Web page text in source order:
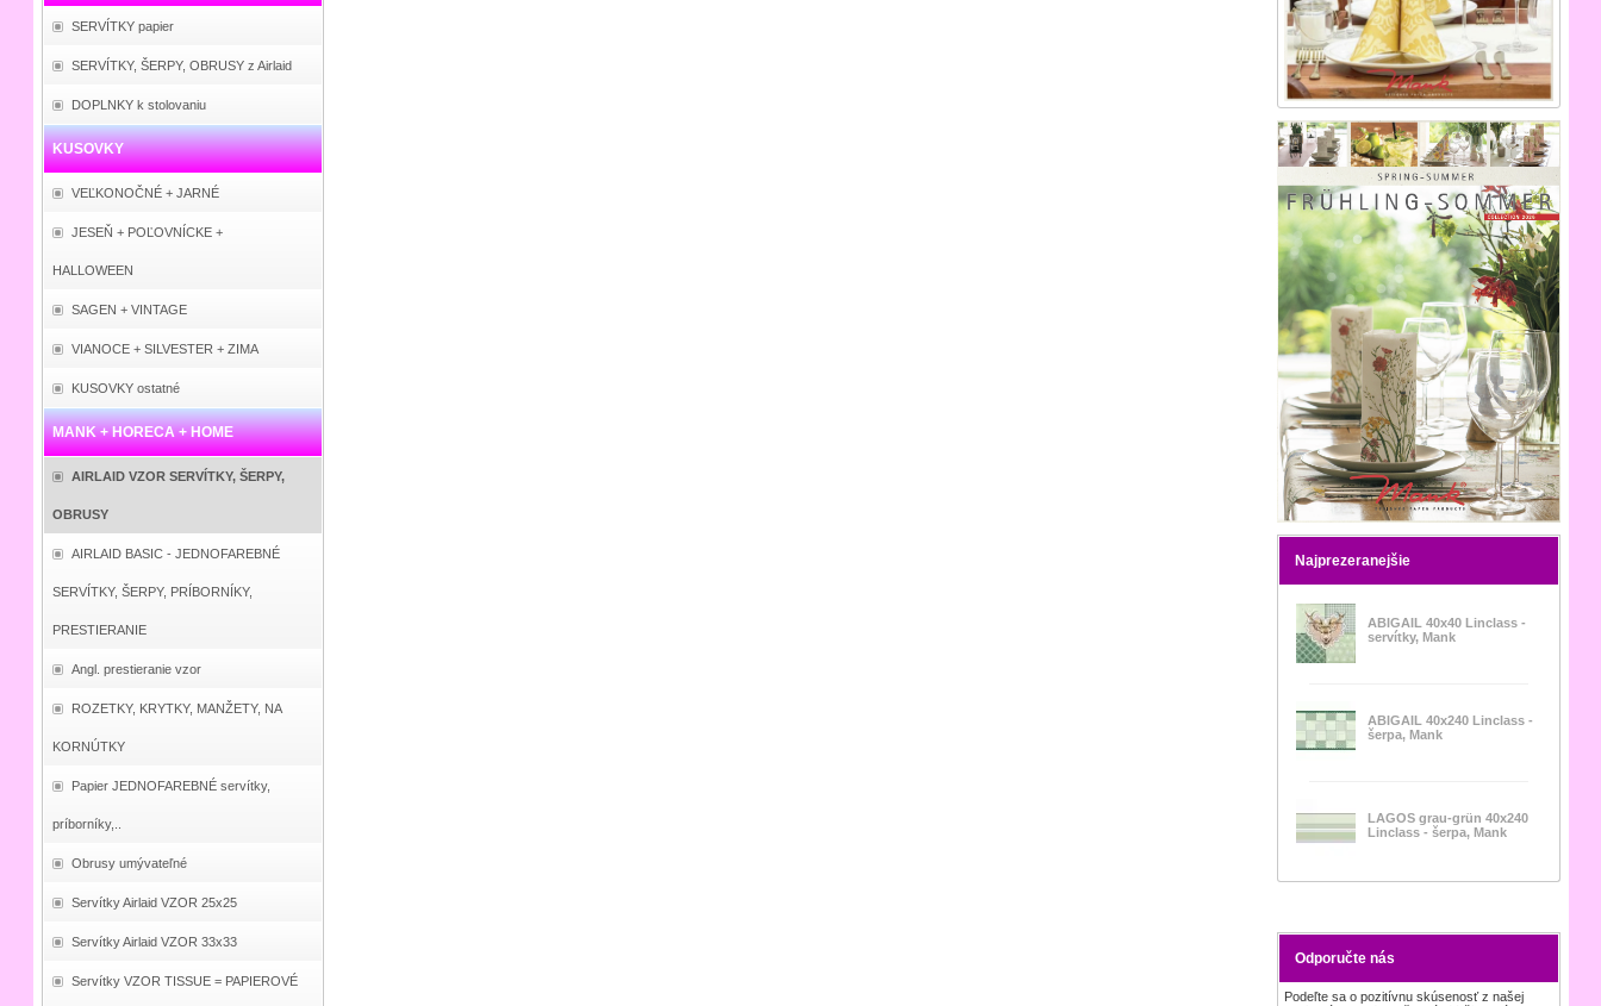
SERVÍTKY papier
SERVÍTKY, ŠERPY, OBRUSY z Airlaid
DOPLNKY k stolovaniu
KUSOVKY
VEĽKONOČNÉ + JARNÉ
JESEŇ + POĽOVNÍCKE +
HALLOWEEN
SAGEN + VINTAGE
VIANOCE + SILVESTER + ZIMA
KUSOVKY ostatné
MANK + HORECA + HOME
AIRLAID VZOR SERVÍTKY, ŠERPY,
OBRUSY
AIRLAID BASIC - JEDNOFAREBNÉ
SERVÍTKY, ŠERPY, PRÍBORNÍKY,
PRESTIERANIE
Angl. prestieranie vzor
ROZETKY, KRYTKY, MANŽETY, NA
KORNÚTKY
Papier JEDNOFAREBNÉ servítky,
príborníky,..
Obrusy umývateľné
Servítky Airlaid VZOR 25x25
Servítky Airlaid VZOR 33x33
Servítky VZOR TISSUE = PAPIEROVÉ
Najprezeranejšie
ABIGAIL 40x40 Linclass -
servítky, Mank
ABIGAIL 40x240 Linclass -
šerpa, Mank
LAGOS grau-grün 40x240
Linclass - šerpa, Mank
Odporučte nás
Podeľte sa o pozitívnu skúsenosť z našej